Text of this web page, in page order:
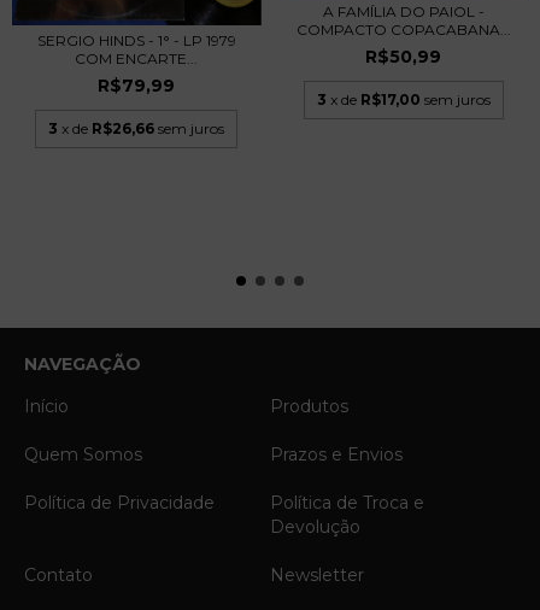
SERGIO HINDS - 1° - LP 1979
COM ENCARTE...
R$79,99
3 x de R$26,66 sem juros
A FAMÍLIA DO PAIOL -
COMPACTO COPACABANA...
R$50,99
3 x de R$17,00 sem juros
NAVEGAÇÃO
Início
Produtos
Quem Somos Prazos e Envios
Política de Privacidade
Política de Troca e
Devolução
Contato Newsletter